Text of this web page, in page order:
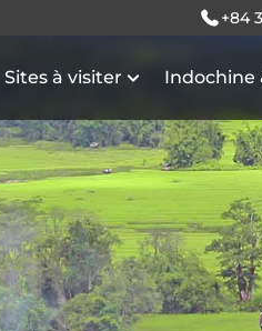
+84
Sites à visiter Indochine